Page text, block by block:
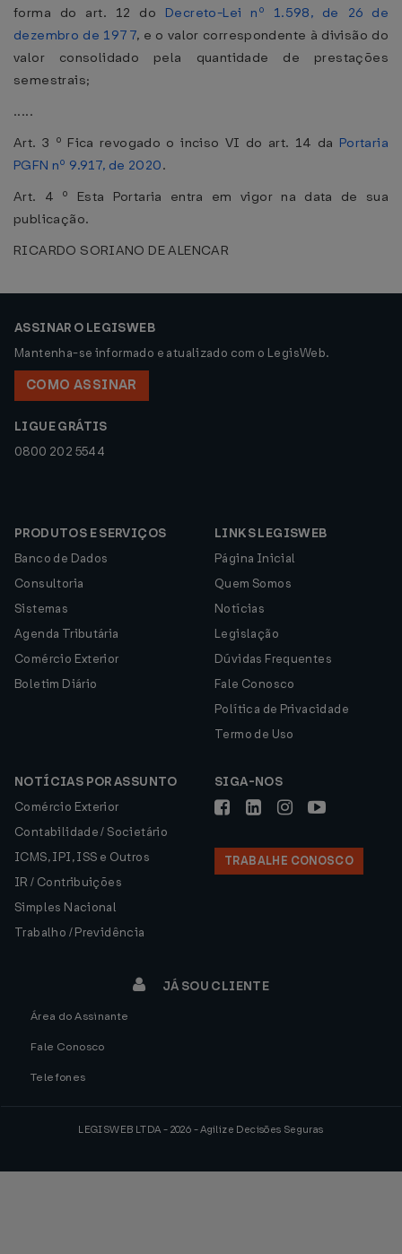
forma do art. 12 do Decreto-Lei nº 1.598, de 26 de
dezembro de 1977, e o valor correspondente à divisão do
valor consolidado pela quantidade de prestações
semestrais;
.....
Art. 3 º Fica revogado o inciso VI do art. 14 da Portaria
PGFN nº 9.917, de 2020.
Art. 4 º Esta Portaria entra em vigor na data de sua
publicação.
RICARDO SORIANO DE ALENCAR
ASSINAR O LEGISWEB
Mantenha-se informado e atualizado com o LegisWeb.
COMO ASSINAR
LIGUE GRÁTIS
0800 202 5544
PRODUTOS E SERVIÇOS
Banco de Dados
Consultoria
Sistemas
Agenda Tributária
Comércio Exterior
Boletim Diário
LINKS LEGISWEB
Página Inicial
Quem Somos
Notícias
Legislação
Dúvidas Frequentes
Fale Conosco
Política de Privacidade
Termo de Uso
NOTÍCIAS POR ASSUNTO
Comércio Exterior
Contabilidade / Societário
ICMS, IPI, ISS e Outros
IR / Contribuições
Simples Nacional
Trabalho / Previdência
SIGA-NOS
TRABALHE CONOSCO
JÁ SOU CLIENTE
Área do Assinante
Fale Conosco
Telefones
LEGISWEB LTDA - 2026 - Agilize Decisões Seguras